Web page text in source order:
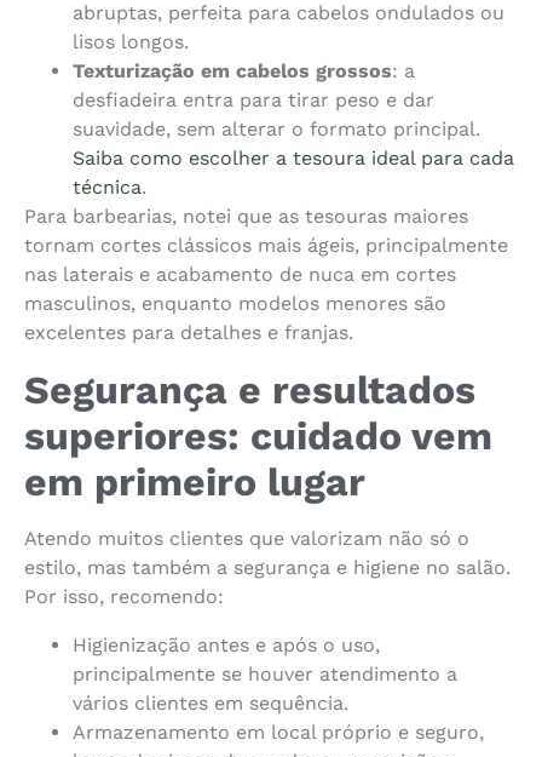
abruptas, perfeita para cabelos ondulados ou
lisos longos.
Texturização em cabelos grossos: a
desfiadeira entra para tirar peso e dar
suavidade, sem alterar o formato principal.
Saiba como escolher a tesoura ideal para cada
técnica.
Para barbearias, notei que as tesouras maiores
tornam cortes clássicos mais ágeis, principalmente
nas laterais e acabamento de nuca em cortes
masculinos, enquanto modelos menores são
excelentes para detalhes e franjas.
Segurança e resultados
superiores: cuidado vem
em primeiro lugar
Atendo muitos clientes que valorizam não só o
estilo, mas também a segurança e higiene no salão.
Por isso, recomendo:
Higienização antes e após o uso,
principalmente se houver atendimento a
vários clientes em sequência.
Armazenamento em local próprio e seguro,